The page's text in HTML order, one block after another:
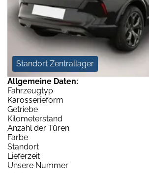
Standort Zentrallager
Allgemeine Daten:
Fahrzeugtyp
Karosserieform
Getriebe
Kilometerstand
Anzahl der Türen
Farbe
Standort
Lieferzeit
Unsere Nummer